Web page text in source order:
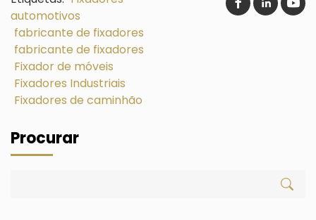
automotivos
fabricante de fixadores
fabricante de fixadores
Fixador de móveis
Fixadores Industriais
Fixadores de caminhão
Procurar